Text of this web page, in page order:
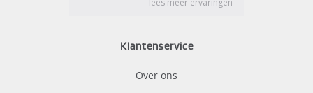
Klantenservice
Over ons